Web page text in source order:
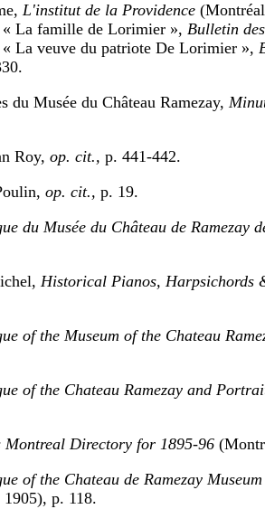
L'institut de la Providence(Montréal
La famille de Lorimier », Bulletin
La veuve du patriote De Lorimier »,
du Musée du Château Ramezay,
Roy, op. cit., p. 441-442.
op. cit., p. 19.
du Musée du Château de Ramezay
Historical Pianos, Harpsichords
of the Museum of the Chateau
of the Chateau Ramezay and
Montreal Directory for 1895-96
of the Chateau de Ramezay
p. 118.